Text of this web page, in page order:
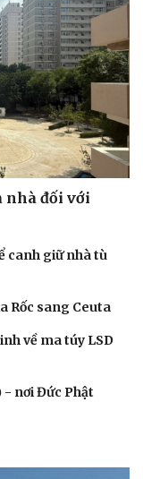
nhà đối với
canh giữ nhà tù
Rốc sang Ceuta
về ma túy LSD
- nơi Đức Phật